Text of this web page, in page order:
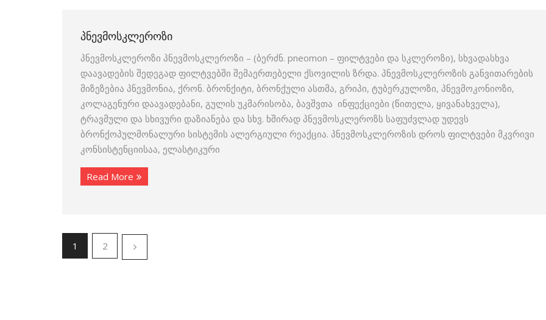
ᲞᲜᲔᲕᲛᲝᲡᲙᲚᲔᲠᲝᲖᲘ
პნევმოსკლეროზი პნევმოსკლეროზი – (ბერძნ. pneomon – ფილტვები და სკლეროზი), სხვადასხვა
დაავადების შედეგად ფილტვებში შემაერთებელი ქსოვილის ზრდა. პნევმოსკლეროზის განვითარების
მიზეზებია პნევმონია, ქრონ. ბრონქიტი, ბრონქული ასთმა, გრიპი, ტუბერკულოზი, პნევმოკონიოზი,
კოლაგენური დაავადებანი, გულის უკმარისობა, ბავშვთა ინფექციები (წითელა, ყივანახველა),
ტრავმული და სხივური დაზიანება და სხვ. ხშირად პნევმოსკლეროზს საფუძვლად უდევს
ბრონქოპულმონალური სისტემის ალერგიული რეაქცია. პნევმოსკლეროზის დროს ფილტვები მკვრივი
კონსისტენციისაა, ელასტიკური
Read More
1 2